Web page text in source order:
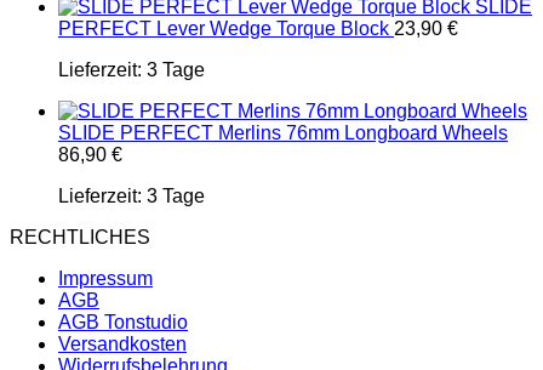
SLIDE
PERFECT Lever Wedge Torque Block 23,90 €
Lieferzeit: 3 Tage
SLIDE PERFECT Merlins 76mm Longboard Wheels
86,90 €
Lieferzeit: 3 Tage
RECHTLICHES
Impressum
AGB
AGB Tonstudio
Versandkosten
Widerrufsbelehrung